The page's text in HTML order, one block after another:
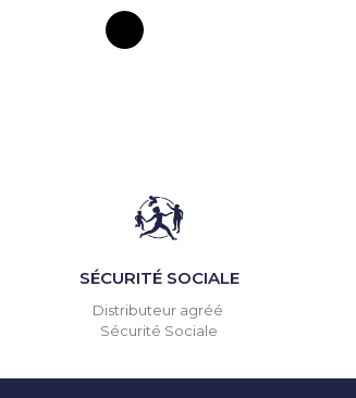
SÉCURITÉ SOCIALE
Distributeur agréé
Sécurité Sociale